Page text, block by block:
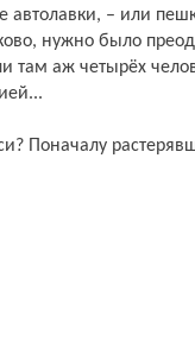
автолавки, – или
нужно было
там аж четырёх